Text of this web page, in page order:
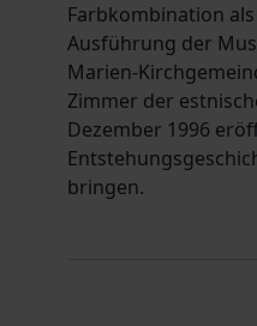
Farbkombination
Ausführung der
Marien-
Zimmer der
Dezember 1996
bringen.